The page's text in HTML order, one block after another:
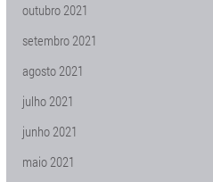
outubro 2021
setembro 2021
agosto 2021
julho 2021
junho 2021
maio 2021